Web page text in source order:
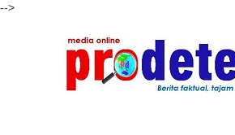
-->